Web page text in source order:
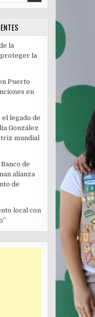
la
la
Puerto
en
legado de
González
mundial
de
alianza
de
local con